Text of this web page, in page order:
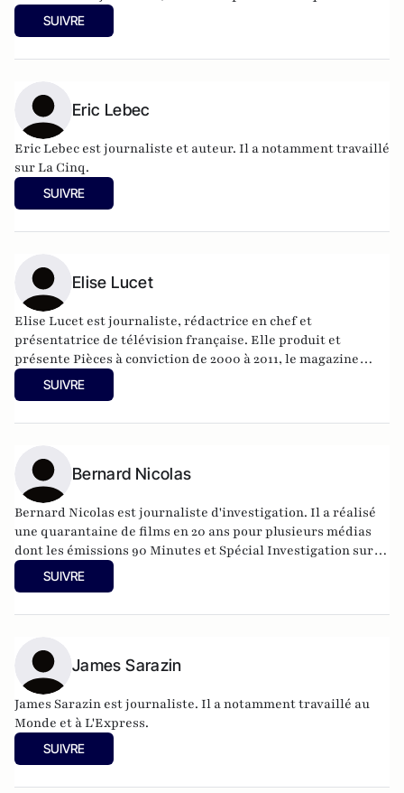
en décembre 2012. Il a également été le PDG de GMT
Productions,
SUIVRE
Eric Lebec
Eric Lebec est journaliste et auteur. Il a notamment travaillé
sur La Cinq.
SUIVRE
Elise Lucet
Elise Lucet est journaliste, rédactrice en chef et
présentatrice de télévision française. Elle produit et
présente Pièces à conviction de 2000 à 2011, le magazine
Cash investigation à partir de 2012 et le magazine Envoyé
spécial depuis 2016 sur France 2.
SUIVRE
Bernard Nicolas
Bernard Nicolas est journaliste d'investigation. Il a réalisé
une quarantaine de films en 20 ans pour plusieurs médias
dont les émissions 90 Minutes et Spécial Investigation sur
Canal Plus, Envoyé spécial sur France 2, ARTE, France 3, TF1,
etc).
SUIVRE
James Sarazin
James Sarazin est journaliste. Il a notamment travaillé au
Monde et à L'Express.
SUIVRE